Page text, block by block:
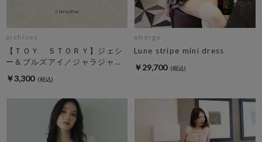
archives
【ＴＯＹ ＳＴＯＲＹ】ジェシ
ー＆ブルズアイ／ジャラジャラ
￥3,300
amerge.
Lune stripe mini dress
￥29,700